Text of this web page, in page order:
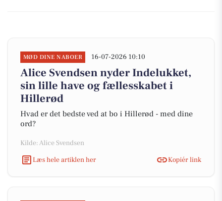
MØD DINE NABOER 16-07-2026 10:10
Alice Svendsen nyder Indelukket,
sin lille have og fællesskabet i
Hillerød
Hvad er det bedste ved at bo i Hillerød - med dine
ord?
Kilde: Alice Svendsen
Læs hele artiklen her
Kopiér link